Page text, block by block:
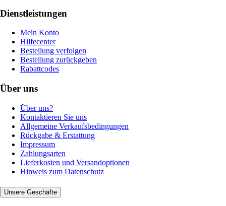
Dienstleistungen
Mein Konto
Hilfecenter
Bestellung verfolgen
Bestellung zurückgeben
Rabattcodes
Über uns
Über uns?
Kontaktieren Sie uns
Allgemeine Verkaufsbedingungen
Rückgabe & Erstattung
Impressum
Zahlungsarten
Lieferkosten und Versandoptionen
Hinweis zum Datenschutz
Unsere Geschäfte